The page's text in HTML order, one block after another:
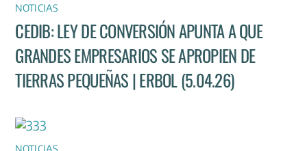
NOTICIAS
CEDIB: LEY DE CONVERSIÓN APUNTA A QUE
GRANDES EMPRESARIOS SE APROPIEN DE
TIERRAS PEQUEÑAS | ERBOL (5.04.26)
NOTICIAS